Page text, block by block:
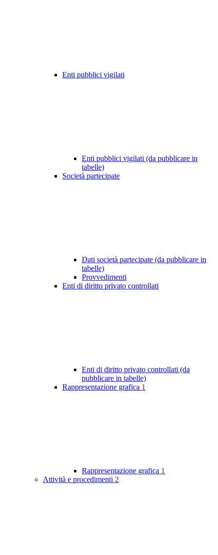
Enti pubblici vigilati
Enti pubblici vigilati (da pubblicare in
tabelle)
Società partecipate
Dati società partecipate (da pubblicare in
tabelle)
Provvedimenti
Enti di diritto privato controllati
Enti di diritto privato controllati (da
pubblicare in tabelle)
Rappresentazione grafica 1
Rappresentazione grafica 1
Attività e procedimenti 2